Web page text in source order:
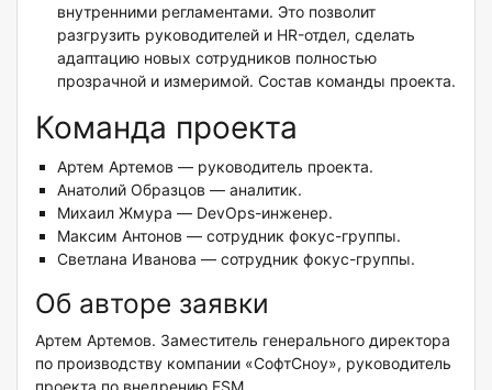
внутренними регламентами. Это позволит
разгрузить руководителей и HR-отдел, сделать
адаптацию новых сотрудников полностью
прозрачной и измеримой. Состав команды проекта.
Команда проекта
Артем Артемов — руководитель проекта.
Анатолий Образцов — аналитик.
Михаил Жмура — DevOps-инженер.
Максим Антонов — сотрудник фокус-группы.
Светлана Иванова — сотрудник фокус-группы.
Об авторе заявки
Артем Артемов. Заместитель генерального директора
по производству компании «СофтСноу», руководитель